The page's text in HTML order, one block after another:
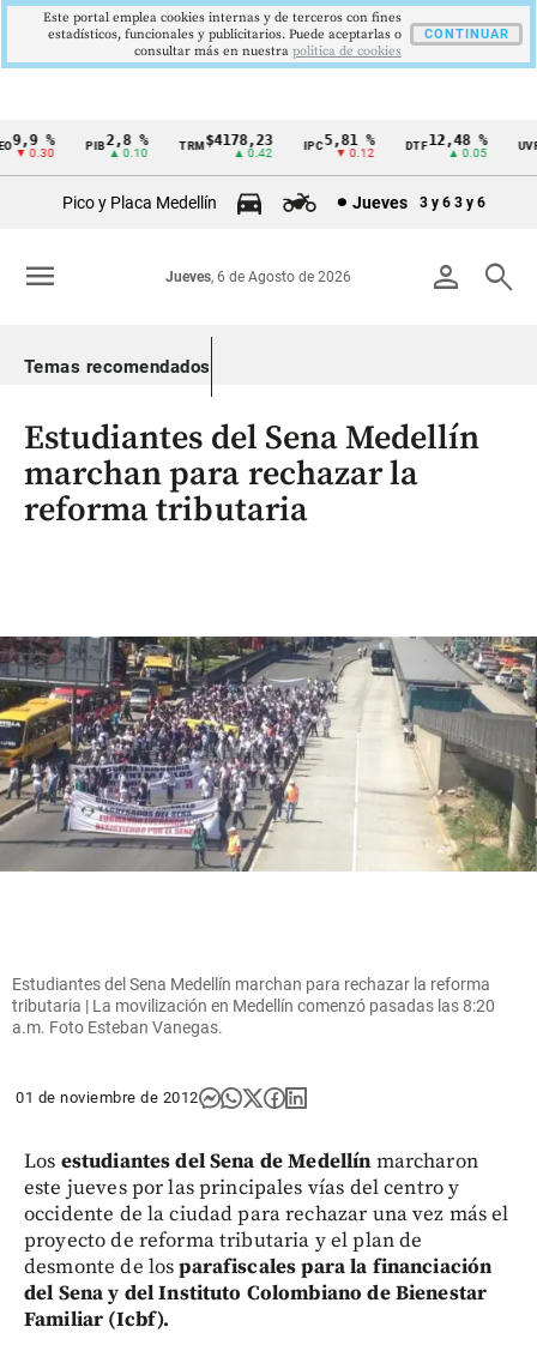
Cintillo
Colombia
%
0.30
PIB2,8 %
▲ 0.10
TRM$4178,23
▲ 0.42
5,81 %
▼ 0.12
DTF12,48 %
▲ 0.05
UVR
Pico y Placa Medellín Jueves 3 y 6 3 y 6
person search
Jueves, 6 de Agosto de 2026
menu
Temas recomendados
Estudiantes del Sena Medellín
marchan para rechazar la
reforma tributaria
Estudiantes del Sena Medellín marchan para rechazar la reforma
tributaria | La movilización en Medellín comenzó pasadas las 8:20
a.m. Foto Esteban Vanegas.
01 de noviembre de 2012
Los estudiantes del Sena de Medellín marcharon
este jueves por las principales vías del centro y
occidente de la ciudad para rechazar una vez más el
proyecto de reforma tributaria y el plan de
desmonte de losparafiscales para la financiación
del Sena y del Instituto Colombiano de Bienestar
Familiar (Icbf).
Este portal emplea cookies internas y de terceros con fines
estadísticos, funcionales y publicitarios. Puede aceptarlas o
consultar más en nuestra politica de cookies
CONTINUAR